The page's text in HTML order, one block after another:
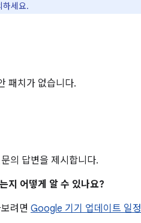
하세요.
패치가 없습니다.
의 답변을 제시합니다.
지 어떻게 알 수 있나요?
려면 Google 기기 업데이트 일정